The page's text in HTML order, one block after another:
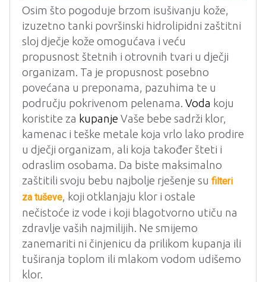
Osim što pogoduje brzom isušivanju kože,
izuzetno tanki površinski hidrolipidni zaštitni
sloj dječje kože omogućava i veću
propusnost štetnih i otrovnih tvari u dječji
organizam. Ta je propusnost posebno
povećana u preponama, pazuhima te u
području pokrivenom pelenama. Voda koju
koristite za kupanje Vaše bebe sadrži klor,
kamenac i teške metale koja vrlo lako prodire
u dječji organizam, ali koja također šteti i
odraslim osobama. Da biste maksimalno
zaštitili svoju bebu najbolje rješenje su filteri
za tuševe, koji otklanjaju klor i ostale
nečistoće iz vode i koji blagotvorno utiču na
zdravlje vaših najmilijih. Ne smijemo
zanemariti ni činjenicu da prilikom kupanja ili
tuširanja toplom ili mlakom vodom udišemo
klor.